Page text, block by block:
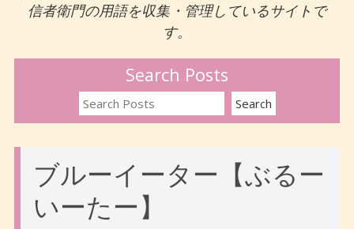
信者衛門の用語を収集・管理しているサイトで
す。
Search Posts
ブルーイーター【ぶるー
いーたー】